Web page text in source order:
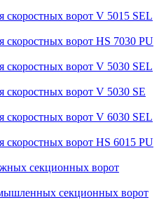
скоростных ворот V 5015 SEL
скоростных ворот HS 7030 PU
скоростных ворот V 5030 SEL
скоростных ворот V 5030 SE
скоростных ворот V 6030 SEL
скоростных ворот HS 6015 PU
секционных ворот
секционных ворот